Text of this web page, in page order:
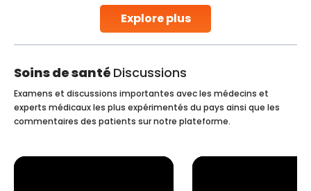
Explore plus
Soins de santé Discussions
Examens et discussions importantes avec les médecins et
experts médicaux les plus expérimentés du pays ainsi que les
commentaires des patients sur notre plateforme.